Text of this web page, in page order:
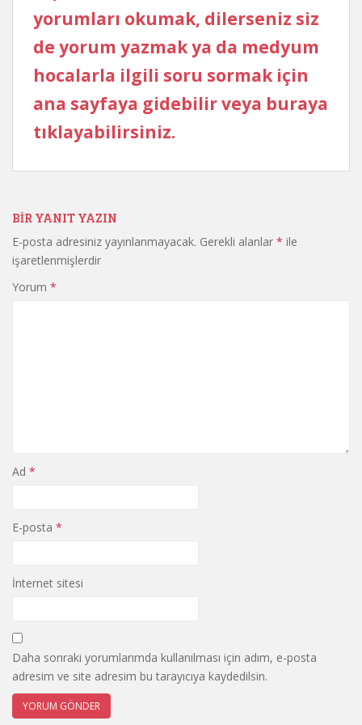
yorumları okumak, dilerseniz siz
de yorum yazmak ya da medyum
hocalarla ilgili soru sormak için
ana sayfaya gidebilir veya buraya
tıklayabilirsiniz.
BIR YANIT YAZIN
E-posta adresiniz yayınlanmayacak. Gerekli alanlar * ile
işaretlenmişlerdir
Yorum *
Ad *
E-posta *
İnternet sitesi
Daha sonraki yorumlarımda kullanılması için adım, e-posta
adresim ve site adresim bu tarayıcıya kaydedilsin.